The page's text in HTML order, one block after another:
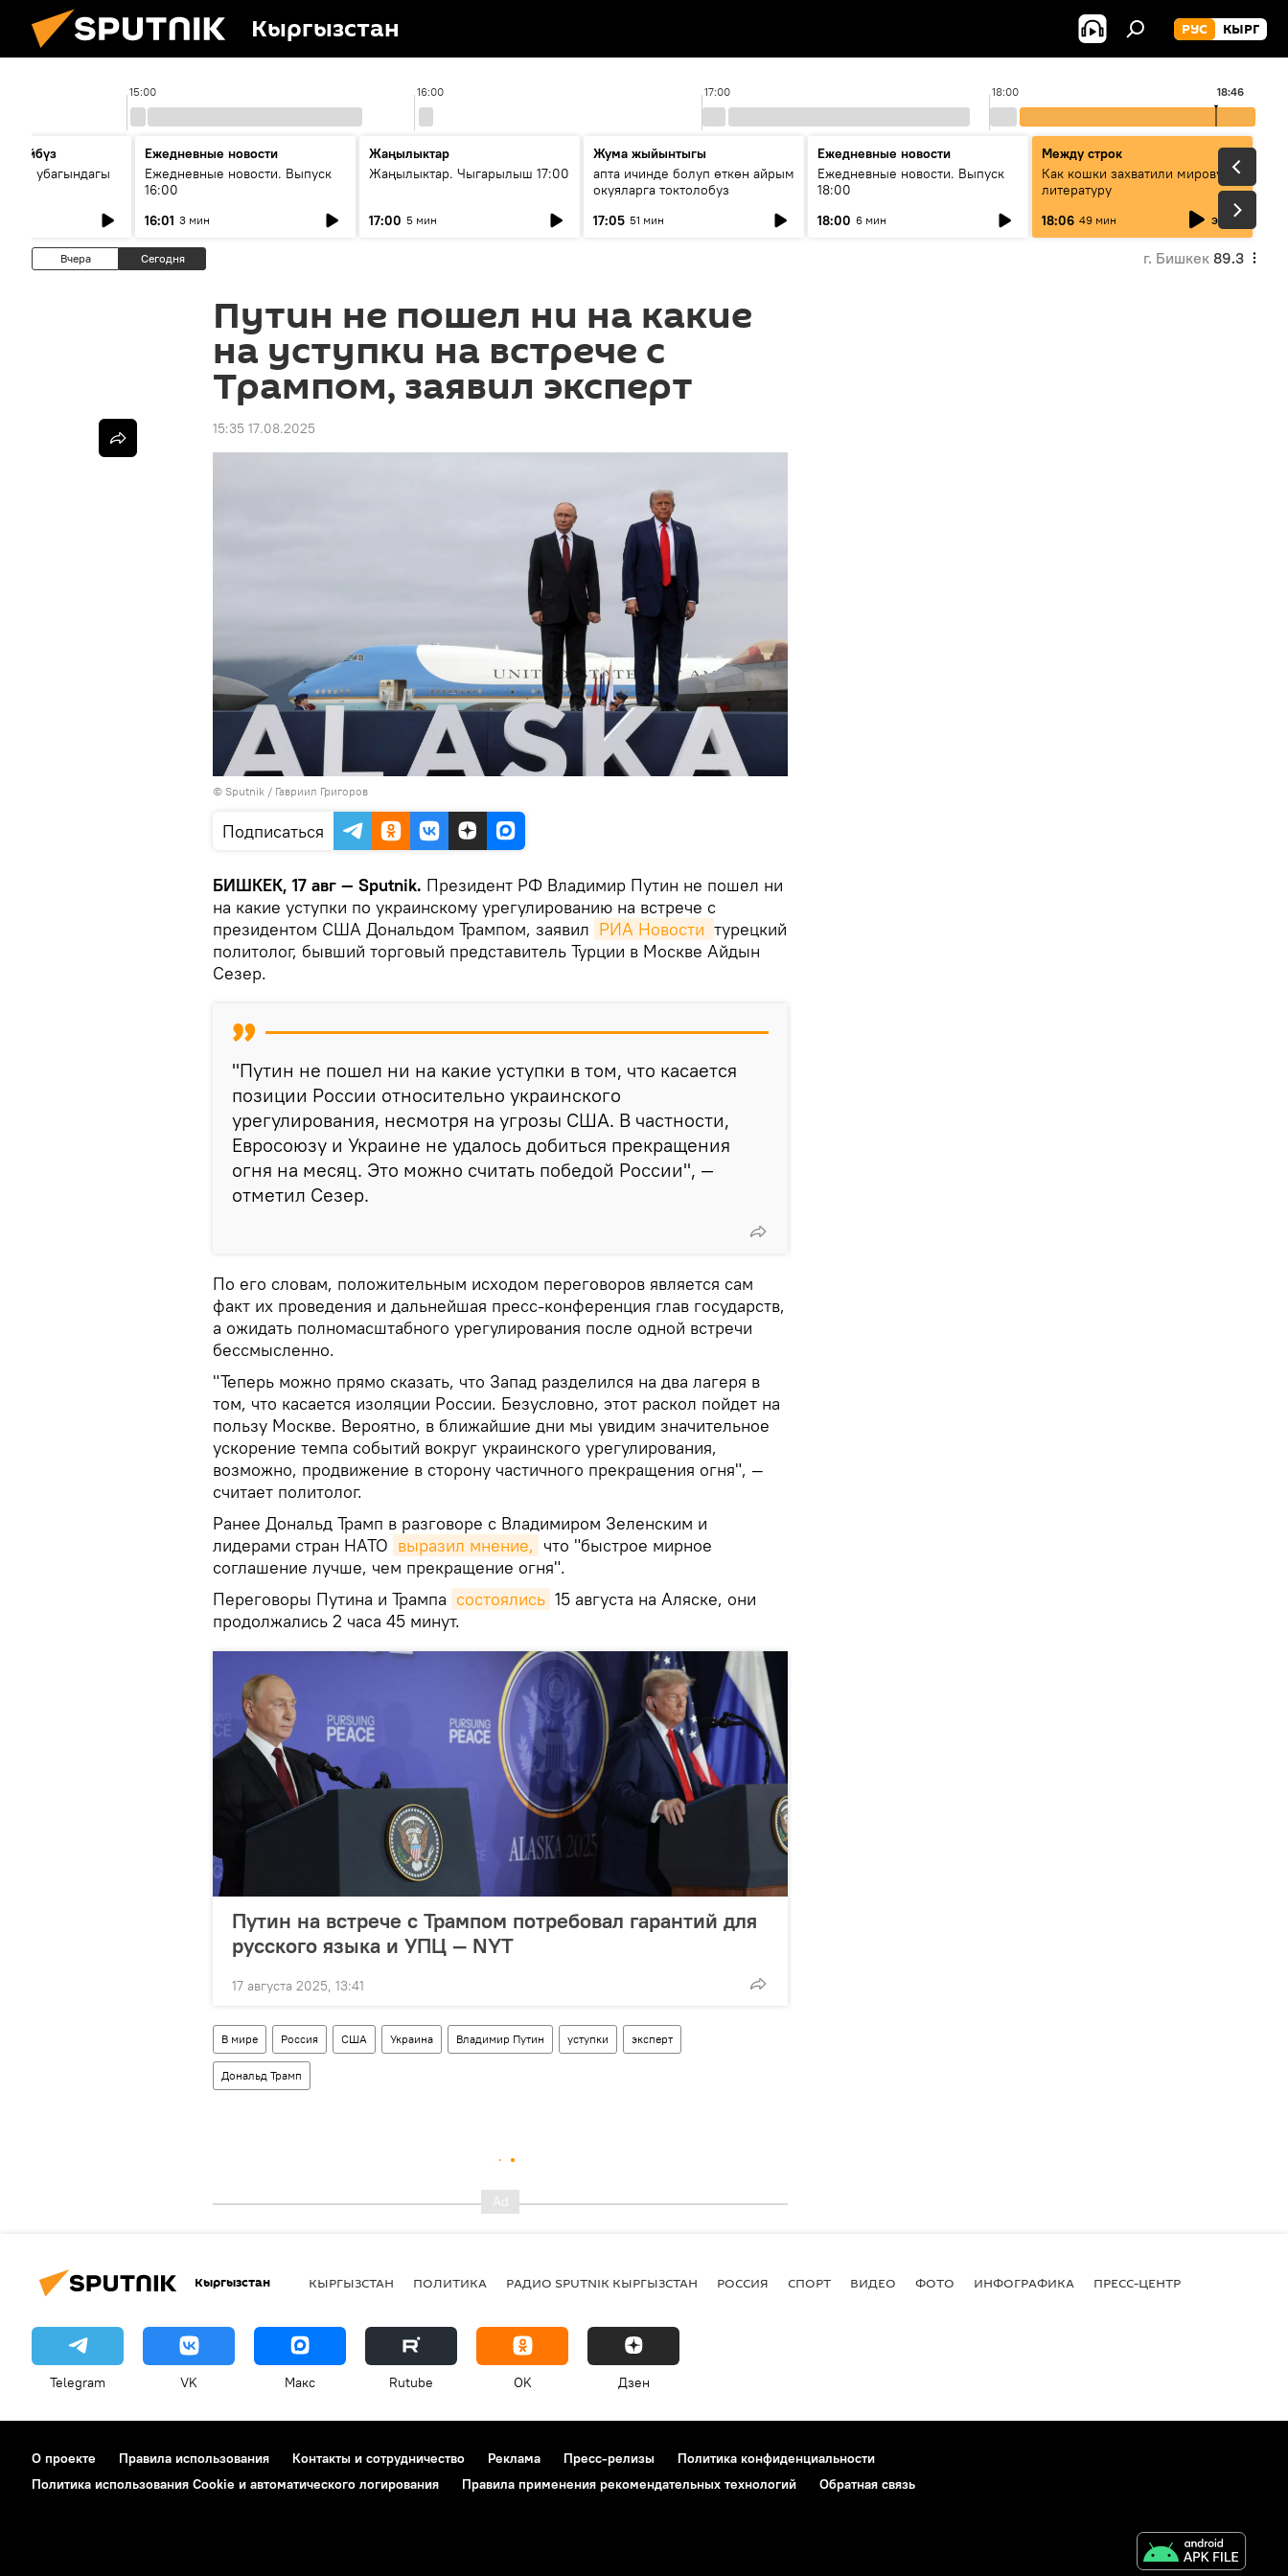
Кыргызстан РУС КЫРГ
15:00 16:00 17:00 18:00 18:46
өз убагындагы
Ежедневные новости
Ежедневные новости. Выпуск
16:00
16:01 3 мин
Жаңылыктар
Жаңылыктар. Чыгарылыш 17:00
17:00 5 мин
Жума жыйынтыгы
апта ичинде болуп өткөн айрым
окуяларга токтолобуз
17:05 51 мин
Ежедневные новости
Ежедневные новости. Выпуск
18:00
18:00 6 мин
Между строк
Как кошки захватили мировую
литературу
18:06 49 мин эфир
Вчера Сегодня г. Бишкек 89.3
Путин не пошел ни на какие
на уступки на встрече с
Трампом, заявил эксперт
15:35 17.08.2025
© Sputnik / Гавриил Григоров
Подписаться
БИШКЕК, 17 авг — Sputnik. Президент РФ Владимир Путин не пошел ни
на какие уступки по украинскому урегулированию на встрече с
президентом США Дональдом Трампом, заявил РИА Новости турецкий
политолог, бывший торговый представитель Турции в Москве Айдын
Сезер.
"Путин не пошел ни на какие уступки в том, что касается
позиции России относительно украинского
урегулирования, несмотря на угрозы США. В частности,
Евросоюзу и Украине не удалось добиться прекращения
огня на месяц. Это можно считать победой России", —
отметил Сезер.
По его словам, положительным исходом переговоров является сам
факт их проведения и дальнейшая пресс-конференция глав государств,
а ожидать полномасштабного урегулирования после одной встречи
бессмысленно.
"Теперь можно прямо сказать, что Запад разделился на два лагеря в
том, что касается изоляции России. Безусловно, этот раскол пойдет на
пользу Москве. Вероятно, в ближайшие дни мы увидим значительное
ускорение темпа событий вокруг украинского урегулирования,
возможно, продвижение в сторону частичного прекращения огня", —
считает политолог.
Ранее Дональд Трамп в разговоре с Владимиром Зеленским и
лидерами стран НАТО выразил мнение, что "быстрое мирное
соглашение лучше, чем прекращение огня".
Переговоры Путина и Трампа состоялись 15 августа на Аляске, они
продолжались 2 часа 45 минут.
Путин на встрече с Трампом потребовал гарантий для
русского языка и УПЦ — NYT
17 августа 2025, 13:41
В мире Россия США Украина Владимир Путин уступки эксперт
Дональд Трамп
Кыргызстан КЫРГЫЗСТАН ПОЛИТИКА РАДИО SPUTNIK КЫРГЫЗСТАН РОССИЯ СПОРТ ВИДЕО ФОТО ИНФОГРАФИКА ПРЕСС-ЦЕНТР
Telegram VK Макс Rutube OK Дзен
О проекте Правила использования Контакты и сотрудничество Реклама Пресс-релизы
Политика конфиденциальности
Политика использования Cookie и автоматического логирования
Правила применения рекомендательных технологий Обратная связь